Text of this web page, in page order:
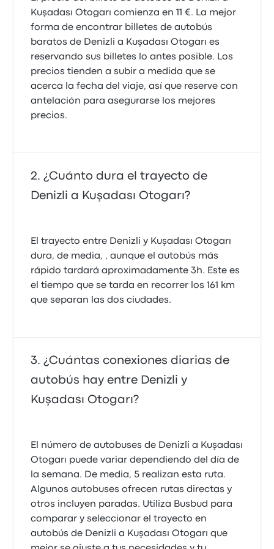
4.0 sobre 5 estrellas
Orestes Carlos C.
Kuşadası Otogarı comienza en 11 €. La mejor
forma de encontrar billetes de autobús
baratos de Denizli a Kuşadası Otogarı es
reservando sus billetes lo antes posible. Los
precios tienden a subir a medida que se
acerca la fecha del viaje, así que reserve con
antelación para asegurarse los mejores
precios.
¿Cuánto dura el trayecto de
Denizli a Kuşadası Otogarı?
El trayecto entre Denizli y Kuşadası Otogarı
dura, de media, , aunque el autobús más
rápido tardará aproximadamente 3h. Este es
el tiempo que se tarda en recorrer los 161 km
que separan las dos ciudades.
¿Cuántas conexiones diarias de
autobús hay entre Denizli y
Kuşadası Otogarı?
El número de autobuses de Denizli a Kuşadası
Otogarı puede variar dependiendo del día de
la semana. De media, 5 realizan esta ruta.
Algunos autobuses ofrecen rutas directas y
otros incluyen paradas. Utiliza Busbud para
comparar y seleccionar el trayecto en
autobús de Denizli a Kuşadası Otogarı que